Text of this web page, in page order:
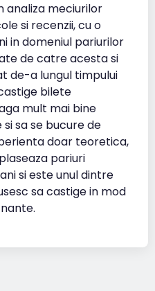
analiza meciurilor
si recenzii, cu o
in domeniul pariurilor
de catre acesta si
de-a lungul timpului
bilete
mult mai bine
sa se bucure de
doar teoretica,
pariuri
si este unul dintre
sa castige in mod